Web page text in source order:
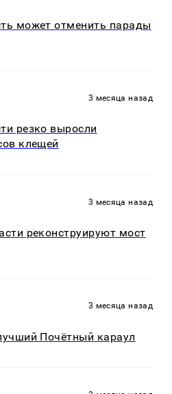
может отменить парады
3 месяца назад
резко выросли
клещей
3 месяца назад
реконструируют мост
3 месяца назад
Почётный караул